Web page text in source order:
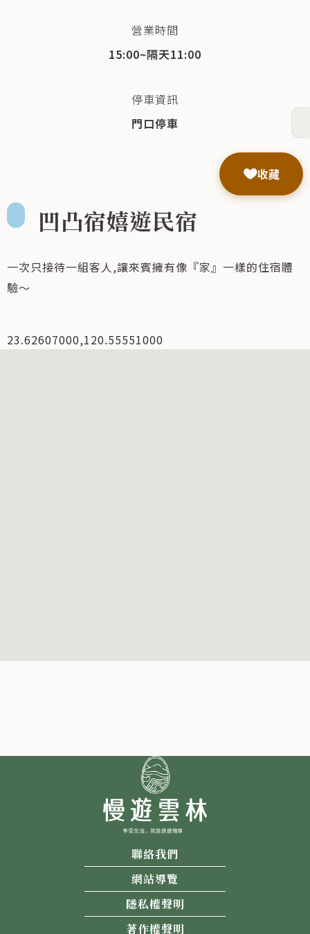
營業時間
15:00~隔天11:00
停車資訊
門口停車
凹凸宿嬉遊民宿
一次只接待一組客人,讓來賓擁有像『家』一樣的住宿體
驗～
收藏
23.62607000,120.55551000
聯絡我們
網站導覽
隱私權聲明
著作權聲明